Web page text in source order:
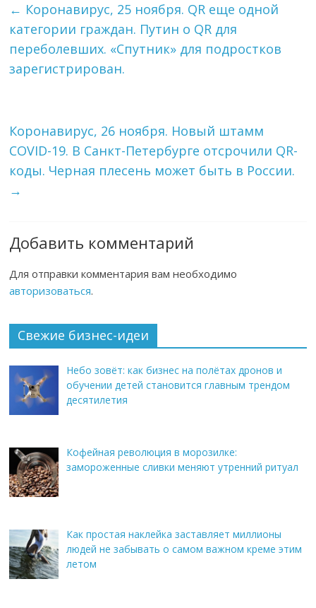
← Коронавирус, 25 ноября. QR еще одной
категории граждан. Путин о QR для
переболевших. «Спутник» для подростков
зарегистрирован.
Коронавирус, 26 ноября. Новый штамм
COVID-19. В Санкт-Петербурге отсрочили QR-
коды. Черная плесень может быть в России.
→
Добавить комментарий
Для отправки комментария вам необходимо
авторизоваться.
Свежие бизнес-идеи
Небо зовёт: как бизнес на полётах дронов и
обучении детей становится главным трендом
десятилетия
Кофейная революция в морозилке:
замороженные сливки меняют утренний ритуал
Как простая наклейка заставляет миллионы
людей не забывать о самом важном креме этим
летом